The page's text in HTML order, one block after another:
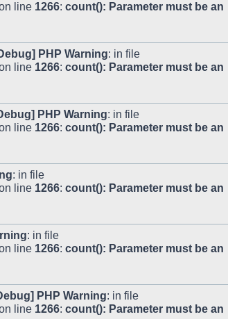
line 1266: count(): Parameter must be an
PHP Warning: in file
line 1266: count(): Parameter must be an
PHP Warning: in file
line 1266: count(): Parameter must be an
: in file
line 1266: count(): Parameter must be an
: in file
line 1266: count(): Parameter must be an
PHP Warning: in file
line 1266: count(): Parameter must be an